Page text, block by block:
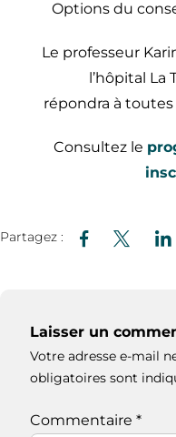
Options du
Le professeur
l’hôpital La
répondra à
Consultez le
Partagez :
Laisser un
Votre adresse e-mail
obligatoires sont
Commentaire *